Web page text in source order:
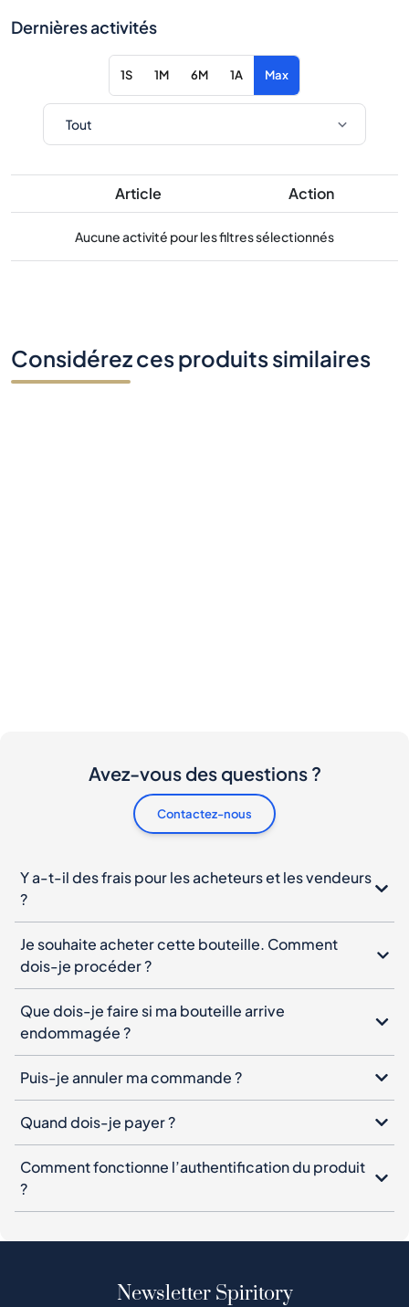
Dernières activités
1S 1M 6M 1A Max
Article Action
Aucune activité pour les filtres sélectionnés
Considérez ces produits similaires
Avez-vous des questions ?
Contactez-nous
Y a-t-il des frais pour les acheteurs et les vendeurs
?
Je souhaite acheter cette bouteille. Comment
dois-je procéder ?
Que dois-je faire si ma bouteille arrive
endommagée ?
Puis-je annuler ma commande ?
Quand dois-je payer ?
Comment fonctionne l’authentification du produit
?
Newsletter Spiritory